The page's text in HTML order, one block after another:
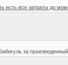
есть все затраты до
за